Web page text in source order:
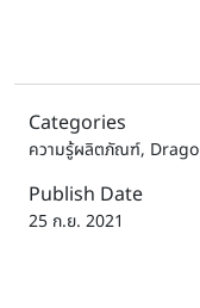
Categories
ความรู้ผลิตภัณฑ์, Drago
Publish Date
25 ก.ย. 2021